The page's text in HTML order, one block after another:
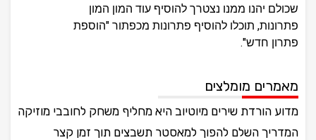
שכולם יהנו ממנו נצטרך להוסיף עוד המון המון
פתרונות, תוכלו להוסיף פתרונות מכפתור "הוספת
פתרון חדש".
מאמרים מומלצים
מדוע הורדת שירים מיוטיוב היא מחליף משחק לחובבי מוזיקה
המדריך השלם להפוך למאסטר תשבצים תוך זמן קצר